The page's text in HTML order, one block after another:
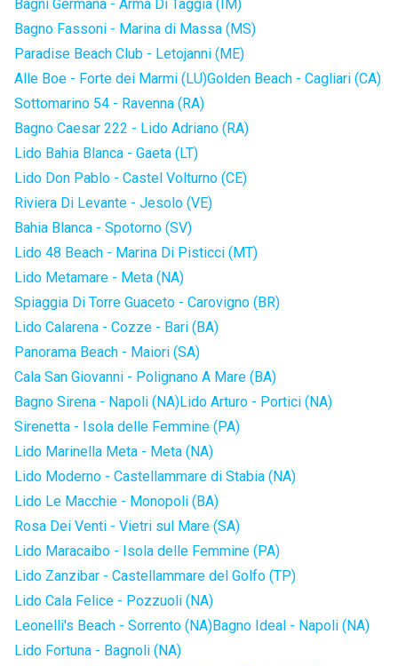
Bagni Germana - Arma Di Taggia (IM)
Bagno Fassoni - Marina di Massa (MS)
Paradise Beach Club - Letojanni (ME)
Alle Boe - Forte dei Marmi (LU)Golden Beach - Cagliari (CA)
Sottomarino 54 - Ravenna (RA)
Bagno Caesar 222 - Lido Adriano (RA)
Lido Bahia Blanca - Gaeta (LT)
Lido Don Pablo - Castel Volturno (CE)
Riviera Di Levante - Jesolo (VE)
Bahia Blanca - Spotorno (SV)
Lido 48 Beach - Marina Di Pisticci (MT)
Lido Metamare - Meta (NA)
Spiaggia Di Torre Guaceto - Carovigno (BR)
Lido Calarena - Cozze - Bari (BA)
Panorama Beach - Maiori (SA)
Cala San Giovanni - Polignano A Mare (BA)
Bagno Sirena - Napoli (NA)Lido Arturo - Portici (NA)
Sirenetta - Isola delle Femmine (PA)
Lido Marinella Meta - Meta (NA)
Lido Moderno - Castellammare di Stabia (NA)
Lido Le Macchie - Monopoli (BA)
Rosa Dei Venti - Vietri sul Mare (SA)
Lido Maracaibo - Isola delle Femmine (PA)
Lido Zanzibar - Castellammare del Golfo (TP)
Lido Cala Felice - Pozzuoli (NA)
Leonelli's Beach - Sorrento (NA)Bagno Ideal - Napoli (NA)
Lido Fortuna - Bagnoli (NA)